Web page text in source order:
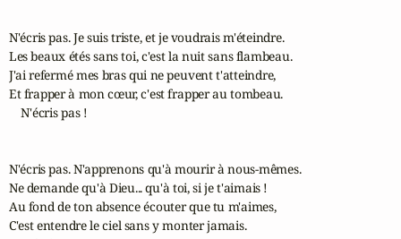
N'écris pas. Je suis triste, et je voudrais m'éteindre.
Les beaux étés sans toi, c'est la nuit sans flambeau.
J'ai refermé mes bras qui ne peuvent t'atteindre,
Et frapper à mon cœur, c'est frapper au tombeau.
    N'écris pas !
N'écris pas. N'apprenons qu'à mourir à nous-mêmes.
Ne demande qu'à Dieu... qu'à toi, si je t'aimais !
Au fond de ton absence écouter que tu m'aimes,
C'est entendre le ciel sans y monter jamais.